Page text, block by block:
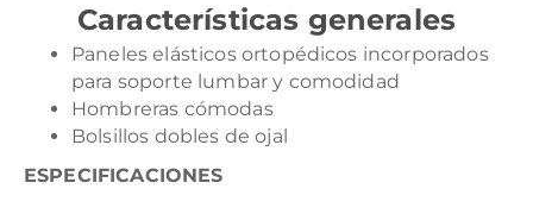
Características generales
Paneles elásticos ortopédicos incorporados
para soporte lumbar y comodidad
Hombreras cómodas
Bolsillos dobles de ojal
ESPECIFICACIONES